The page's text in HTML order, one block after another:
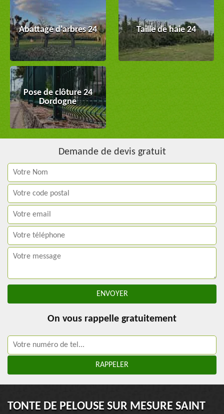
Abattage d'arbres 24 Taille de haie 24
Pose de clôture 24
Dordogne
Demande de devis gratuit
On vous rappelle gratuitement
TONTE DE PELOUSE SUR MESURE SAINT